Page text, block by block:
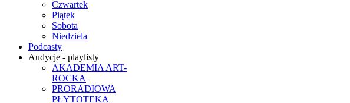
Czwartek
Piątek
Sobota
Niedziela
Podcasty
Audycje - playlisty
AKADEMIA ART-
ROCKA
PRORADIOWA
PŁYTOTEKA